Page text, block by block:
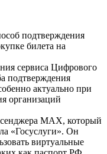
подтверждения
билета на
сервиса Цифрового
подтверждения
актуально при
организаций
MAX, который
«Госуслуги». Он
виртуальные